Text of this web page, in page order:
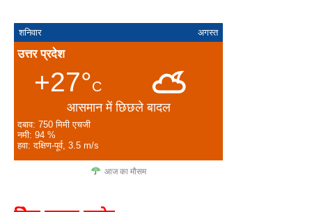
शनिवार अगस्त
उत्तर प्रदेश
+27°C
आसमान में छिछले बादल
दबाव: 750 मिमी एचजी
नमी: 94 %
हवा: दक्षिण-पूर्व, 3.5 m/s
आज का मौसम